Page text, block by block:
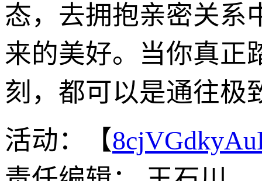
态，去拥抱亲密关系
来的美好。当你真正
刻，都可以是通往极
活动：【